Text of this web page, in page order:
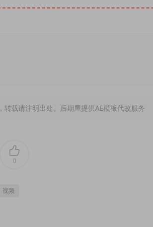
，转载请注明出处。后期屋提供AE模板代改服务
0
视频